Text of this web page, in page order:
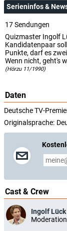
Serieninfos &
17 Sendungen
Quizmaster Ingolf
Kandidatenpaar
Punkte, darf es
Wenn nicht, geht's
(Hörzu 11/1990)
Daten
Deutsche TV-
Originalsprache:
Cast & Crew
Ingolf Lück
Moderation